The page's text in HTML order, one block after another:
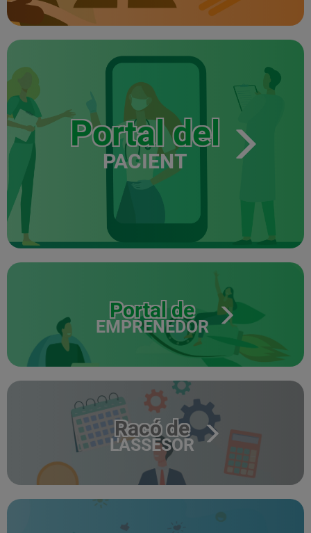
Portal del
PACIENT
Portal de
EMPRENEDOR
Racó de
L'ASSESOR